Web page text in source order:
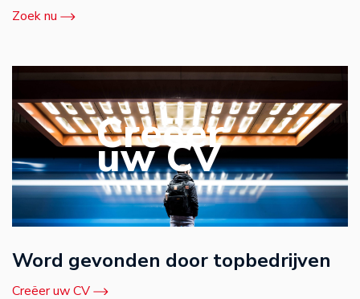
Zoek nu
Creëer
uw CV
Word gevonden door topbedrijven
Creëer uw CV